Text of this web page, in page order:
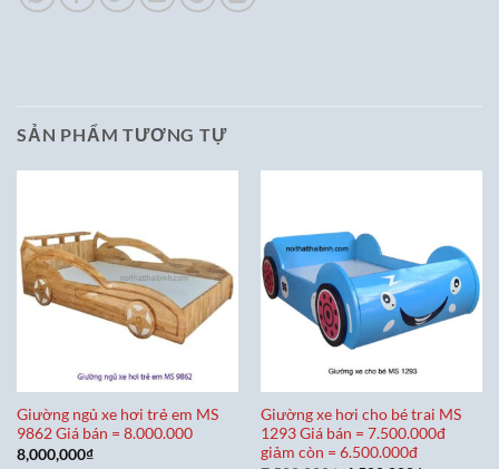
SẢN PHẨM TƯƠNG TỰ
Giường ngủ xe hơi trẻ em MS
9862 Giá bán = 8.000.000
8,000,000₫
Giường xe hơi cho bé trai MS
1293 Giá bán = 7.500.000đ
giảm còn = 6.500.000đ